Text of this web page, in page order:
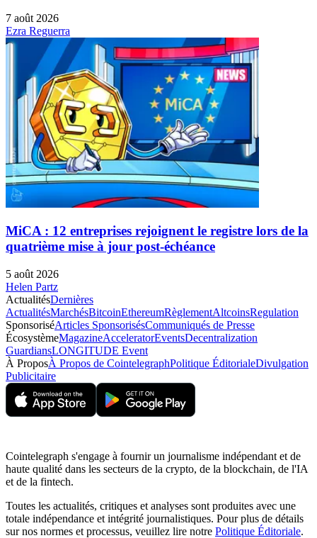
7 août 2026
Ezra Reguerra
MiCA : 12 entreprises rejoignent le registre lors de la
quatrième mise à jour post-échéance
5 août 2026
Helen Partz
ActualitésDernières
ActualitésMarchésBitcoinEthereumRèglementAltcoinsRegulation
SponsoriséArticles SponsorisésCommuniqués de Presse
ÉcosystèmeMagazineAcceleratorEventsDecentralization
GuardiansLONGITUDE Event
À ProposÀ Propos de CointelegraphPolitique ÉditorialeDivulgation
Publicitaire
Cointelegraph s'engage à fournir un journalisme indépendant et de
haute qualité dans les secteurs de la crypto, de la blockchain, de l'IA
et de la fintech.
Toutes les actualités, critiques et analyses sont produites avec une
totale indépendance et intégrité journalistiques. Pour plus de détails
sur nos normes et processus, veuillez lire notre Politique Éditoriale.